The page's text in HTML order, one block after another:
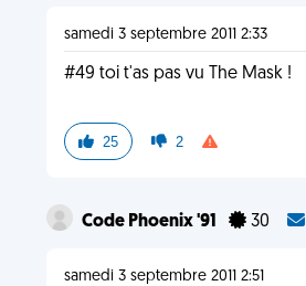
samedi 3 septembre 2011 2:33
#49 toi t'as pas vu The Mask !
25 2
Code Phoenix '91 30
samedi 3 septembre 2011 2:51